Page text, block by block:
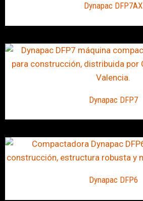
Dynapac DFP7AX
Dynapac DFP7
Dynapac DFP6